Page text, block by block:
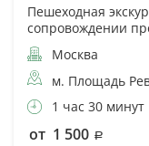
Пешеходная
сопровождении
Москва
м. Площадь
1 час 30 минут
от 1 500